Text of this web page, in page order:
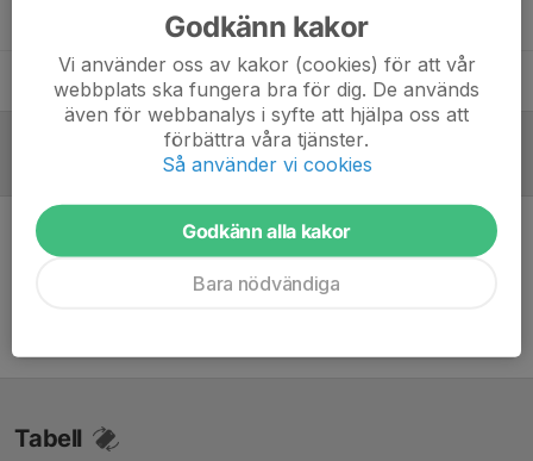
Jesper PerssonAssisterande Tränare
Per KrantzTränare
Tabell
Godkänn kakor
Vi använder oss av kakor (cookies) för att vår
webbplats ska fungera bra för dig. De används
även för webbanalys i syfte att hjälpa oss att
förbättra våra tjänster.
Så använder vi cookies
Godkänn alla kakor
Bara nödvändiga